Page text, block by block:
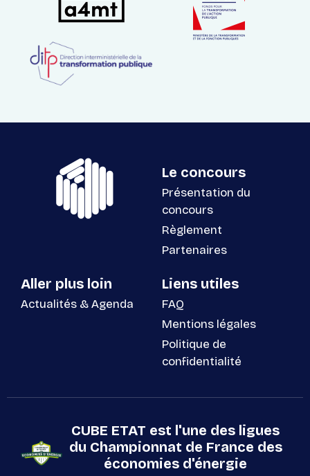
Le concours
Présentation du
concours
Règlement
Partenaires
Aller plus loin
Actualités & Agenda
Liens utiles
FAQ
Mentions légales
Politique de
confidentialité
CUBE ETAT est l'une des ligues
du Championnat de France des
économies d'énergie